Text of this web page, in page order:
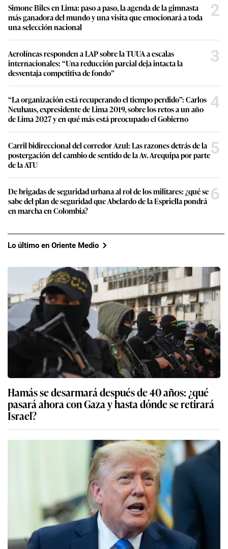
Simone Biles en Lima: paso a paso, la agenda de la gimnasta
más ganadora del mundo y una visita que emocionará a toda
una selección nacional
2
Aerolíneas responden a LAP sobre la TUUA a escalas
internacionales: “Una reducción parcial deja intacta la
desventaja competitiva de fondo”
3
“La organización está recuperando el tiempo perdido”: Carlos
Neuhaus, expresidente de Lima 2019, sobre los retos a un año
de Lima 2027 y en qué más está preocupado el Gobierno
4
Carril bidireccional del corredor Azul: Las razones detrás de la
postergación del cambio de sentido de la Av. Arequipa por parte
de la ATU
5
De brigadas de seguridad urbana al rol de los militares: ¿qué se
sabe del plan de seguridad que Abelardo de la Espriella pondrá
en marcha en Colombia?
6
Lo último en Oriente Medio
Hamás se desarmará después de 40 años: ¿qué
pasará ahora con Gaza y hasta dónde se retirará
Israel?